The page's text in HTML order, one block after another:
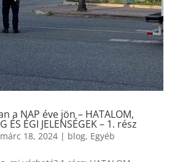
a NAP éve jön – HATALOM,
ÉS ÉGI JELENSÉGEK – 1. rész
márc 18, 2024| blog, Egyéb